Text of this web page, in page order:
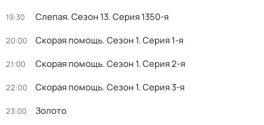
19:30 Слепая. Сезон 13. Серия 1350-я
20:00 Скорая помощь. Сезон 1. Серия 1-я
21:00 Скорая помощь. Сезон 1. Серия 2-я
22:00 Скорая помощь. Сезон 1. Серия 3-я
23:00 Золото